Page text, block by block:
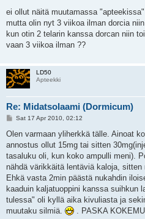
ei ollut näitä muutamassa
mutta olin nyt 3 viikoa ilman dorcia
kun otin 2 telarin kanssa dorcan niin
vaan 3 viikoa ilman ??
LD50
Apteekki
Re: Midatsolaami (Dormicum)
P
s
Sat 17 Apr 2010, 02:12
Olen varmaan yliherkkä tälle. Ainoat
annostus ollut 15mg tai sitten
tasaluku oli, kun koko ampulli meni).
nähdä värikkäitä lentäviä kaloja,
Ehkä vasta 2min päästä nukahdin
kaaduin kaljatuoppini kanssa suihkun
tulessa" oli kyllä aika kivuliasta ja
muutaku silmiä.
. PASKA